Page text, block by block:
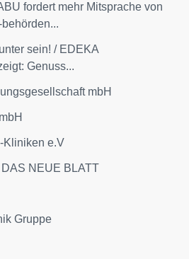
fordert mehr Mitsprache von
sein! / EDEKA
Genuss...
mbH
Kliniken e.V
NEUE BLATT
Gruppe